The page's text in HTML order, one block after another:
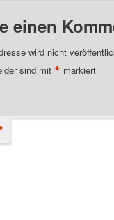
einen
wird nicht
sind mit* markiert